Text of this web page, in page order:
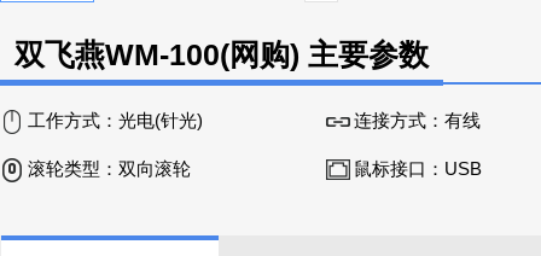
双飞燕WM-100(网购) 主要参数
工作方式： 光电(针光) 连接方式： 有线
滚轮类型： 双向滚轮 鼠标接口： USB